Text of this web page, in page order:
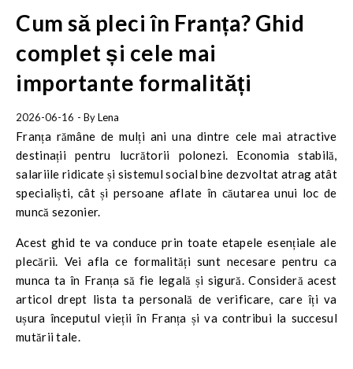
Cum să pleci în Franța? Ghid
complet și cele mai
importante formalități
2026-06-16 - ByLena
Franța rămâne de mulți ani una dintre cele mai atractive
destinații pentru lucrătorii polonezi. Economia stabilă,
salariile ridicate și sistemul social bine dezvoltat atrag atât
specialiști, cât și persoane aflate în căutarea unui loc de
muncă sezonier.
Acest ghid te va conduce prin toate etapele esențiale ale
plecării. Vei afla ce formalități sunt necesare pentru ca
munca ta în Franța să fie legală și sigură. Consideră acest
articol drept lista ta personală de verificare, care îți va
ușura începutul vieții în Franța și va contribui la succesul
mutării tale.